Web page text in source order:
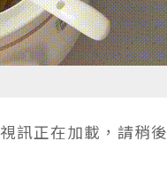
視訊正在加載，請稍後